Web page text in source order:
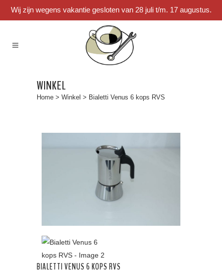
Wij zijn wegens vakantie gesloten van 28 juli t/m. 17 augustus.
WINKEL
Home > Winkel > Bialetti Venus 6 kops RVS
BIALETTI VENUS 6 KOPS RVS